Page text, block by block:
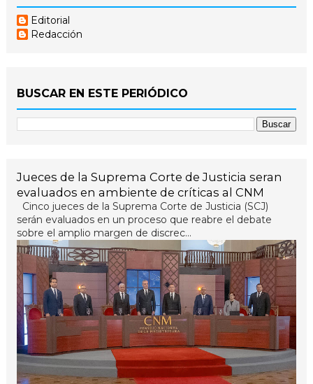
Editorial
Redacción
BUSCAR EN ESTE PERIÓDICO
Jueces de la Suprema Corte de Justicia seran
evaluados en ambiente de críticas al CNM
Cinco jueces de la Suprema Corte de Justicia (SCJ)
serán evaluados en un proceso que reabre el debate
sobre el amplio margen de discrec...